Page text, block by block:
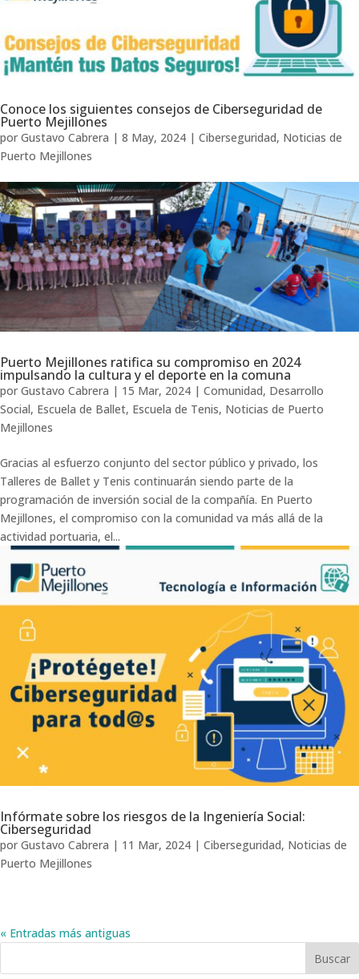
Conoce los siguientes consejos de Ciberseguridad de
Puerto Mejillones
por Gustavo Cabrera | 8 May, 2024 | Ciberseguridad, Noticias de
Puerto Mejillones
Puerto Mejillones ratifica su compromiso en 2024
impulsando la cultura y el deporte en la comuna
por Gustavo Cabrera | 15 Mar, 2024 | Comunidad, Desarrollo
Social, Escuela de Ballet, Escuela de Tenis, Noticias de Puerto
Mejillones
Gracias al esfuerzo conjunto del sector público y privado, los
Talleres de Ballet y Tenis continuarán siendo parte de la
programación de inversión social de la compañía. En Puerto
Mejillones, el compromiso con la comunidad va más allá de la
actividad portuaria, el...
Infórmate sobre los riesgos de la Ingeniería Social:
Ciberseguridad
por Gustavo Cabrera | 11 Mar, 2024 | Ciberseguridad, Noticias de
Puerto Mejillones
« Entradas más antiguas